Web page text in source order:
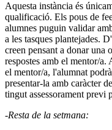
Aquesta instància és
qualificació. Els pous de
alumnes puguin validar
a les tasques plantejades.
creen pensant a donar una
respostes amb el mentor/
el mentor/a, l'alumnat
presentar-la amb caràcter
tingut assessorament previ
-Resta de la setmana: